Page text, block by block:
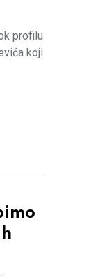
profilu
koji